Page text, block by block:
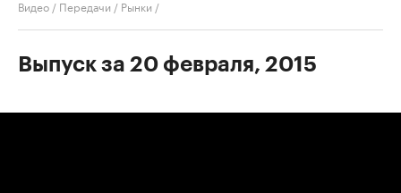
Видео / Передачи / Рынки /
Выпуск за 20 февраля, 2015